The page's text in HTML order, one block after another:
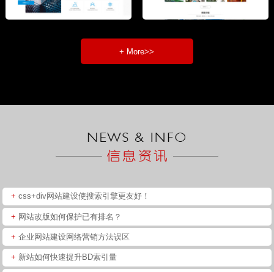
+ More>>
+ css+div网站建设使搜索引擎更友好！
+ 网站改版如何保护已有排名？
+ 企业网站建设网络营销方法误区
+ 新站如何快速提升BD索引量